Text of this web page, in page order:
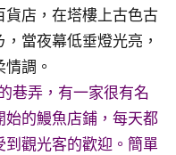
店，在塔樓上古色古
當夜幕低垂燈光亮，
調。
巷弄，有一家很有名
始的鰻魚店鋪，每天都
觀光客的歡迎。簡單